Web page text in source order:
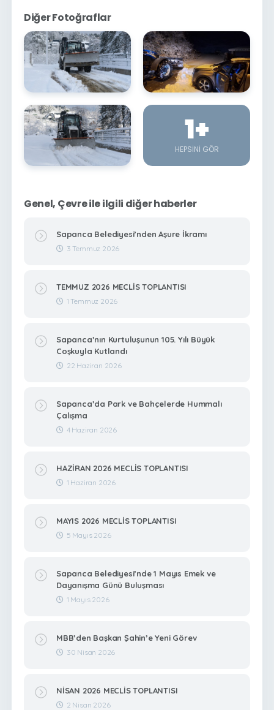
Diğer Fotoğraflar
1+
HEPSINI GÖR
Genel, Çevre ile ilgili diğer haberler
Sapanca Belediyesi’nden Aşure İkramı
3 Temmuz 2026
TEMMUZ 2026 MECLİS TOPLANTISI
1 Temmuz 2026
Sapanca’nın Kurtuluşunun 105. Yılı Büyük
Coşkuyla Kutlandı
22 Haziran 2026
Sapanca’da Park ve Bahçelerde Hummalı
Çalışma
4 Haziran 2026
HAZİRAN 2026 MECLİS TOPLANTISI
1 Haziran 2026
MAYIS 2026 MECLİS TOPLANTISI
5 Mayıs 2026
Sapanca Belediyesi’nde 1 Mayıs Emek ve
Dayanışma Günü Buluşması
1 Mayıs 2026
MBB’den Başkan Şahin’e Yeni Görev
30 Nisan 2026
NİSAN 2026 MECLİS TOPLANTISI
2 Nisan 2026